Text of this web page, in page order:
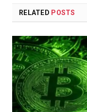
RELATED POSTS